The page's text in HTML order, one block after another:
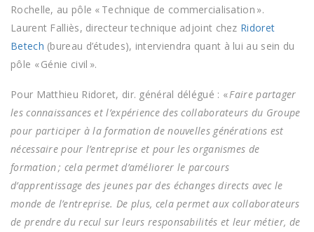
Rochelle, au pôle « Technique de commercialisation ».
Laurent Falliès, directeur technique adjoint chez Ridoret
Betech (bureau d’études), interviendra quant à lui au sein du
pôle « Génie civil ».
Pour Matthieu Ridoret, dir. général délégué : «Faire partager
les connaissances et l’expérience des collaborateurs du Groupe
pour participer à la formation de nouvelles générations est
nécessaire pour l’entreprise et pour les organismes de
formation ; cela permet d’améliorer le parcours
d’apprentissage des jeunes par des échanges directs avec le
monde de l’entreprise. De plus, cela permet aux collaborateurs
de prendre du recul sur leurs responsabilités et leur métier, de